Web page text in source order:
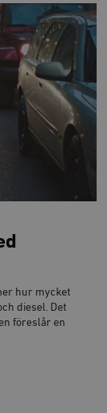
hur mycket
diesel. Det
föreslår en